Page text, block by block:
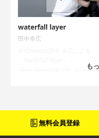
waterfall layer
田中幸広
レイヤー
も
無料会員登録